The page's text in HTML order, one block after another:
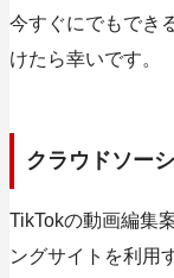
今すぐにでもでき
けたら幸いです。
クラウドソー
TikTokの動画編集
ングサイトを利用